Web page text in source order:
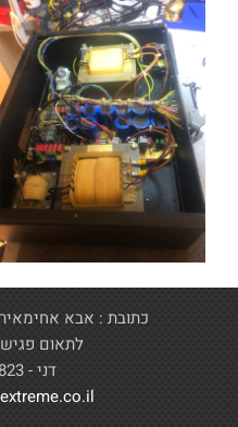
כתובת : אבא אחימאיר 29 ת"א - (מרכז שוסטר)
לתאום
דני - 052-5766823